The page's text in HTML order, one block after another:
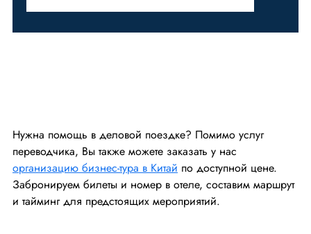
Нужна помощь в деловой поездке? Помимо услуг
переводчика, Вы также можете заказать у нас
организацию бизнес-тура в Китай по доступной цене.
Забронируем билеты и номер в отеле, составим маршрут
и тайминг для предстоящих мероприятий.